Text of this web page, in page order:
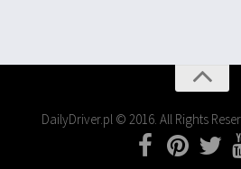
DailyDriver.pl © 2016. All Rights